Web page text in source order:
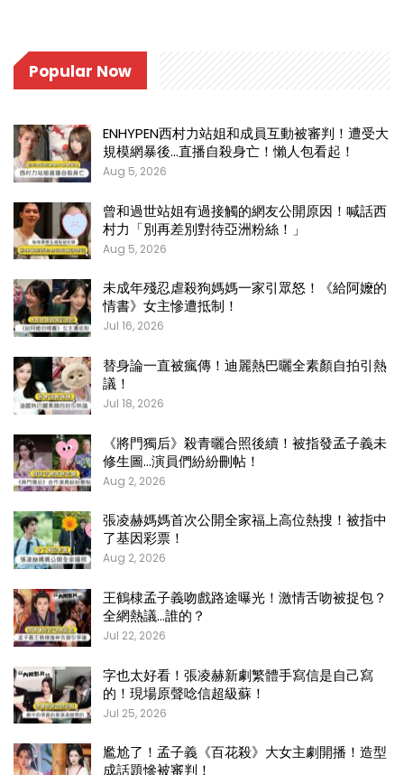
Popular Now
ENHYPEN西村力站姐和成員互動被審判！遭受大
規模網暴後…直播自殺身亡！懶人包看起！
Aug 5, 2026
曾和過世站姐有過接觸的網友公開原因！喊話西
村力「別再差別對待亞洲粉絲！」
Aug 5, 2026
未成年殘忍虐殺狗媽媽一家引眾怒！《給阿嬤的
情書》女主慘遭抵制！
Jul 16, 2026
替身論一直被瘋傳！迪麗熱巴曬全素顏自拍引熱
議！
Jul 18, 2026
《將門獨后》殺青曬合照後續！被指發孟子義未
修生圖…演員們紛紛刪帖！
Aug 2, 2026
張凌赫媽媽首次公開全家福上高位熱搜！被指中
了基因彩票！
Aug 2, 2026
王鶴棣孟子義吻戲路途曝光！激情舌吻被捉包？
全網熱議…誰的？
Jul 22, 2026
字也太好看！張凌赫新劇繁體手寫信是自己寫
的！現場原聲唸信超級蘇！
Jul 25, 2026
尷尬了！孟子義《百花殺》大女主劇開播！造型
成話題慘被審判！